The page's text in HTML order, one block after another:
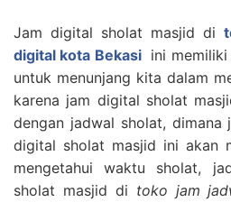
Jam digital sholat masjid di
digital kota Bekasiini memiliki
untuk menunjang kita dalam
karena jam digital sholat
dengan jadwal sholat, dimana
digital sholat masjid ini akan
mengetahui waktu sholat,
sholat masjid di toko jam